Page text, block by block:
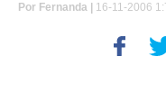
Por Fernanda | 16-11-2006